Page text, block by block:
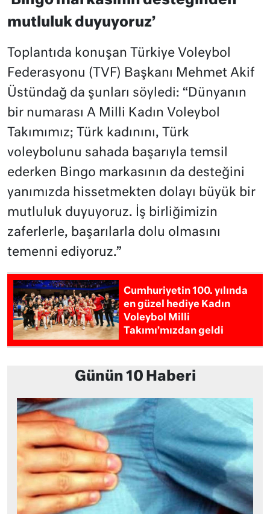
mutluluk duyuyoruz’
Toplantıda konuşan Türkiye Voleybol
Federasyonu (TVF) Başkanı Mehmet Akif
Üstündağ da şunları söyledi: “Dünyanın
bir numarası A Milli Kadın Voleybol
Takımımız; Türk kadınını, Türk
voleybolunu sahada başarıyla temsil
ederken Bingo markasının da desteğini
yanımızda hissetmekten dolayı büyük bir
mutluluk duyuyoruz. İş birliğimizin
zaferlerle, başarılarla dolu olmasını
temenni ediyoruz.”
Cumhuriyetin 100. yılında
en güzel hediye Kadın
Voleybol Milli
Takımı’mızdan geldi
Günün 10 Haberi